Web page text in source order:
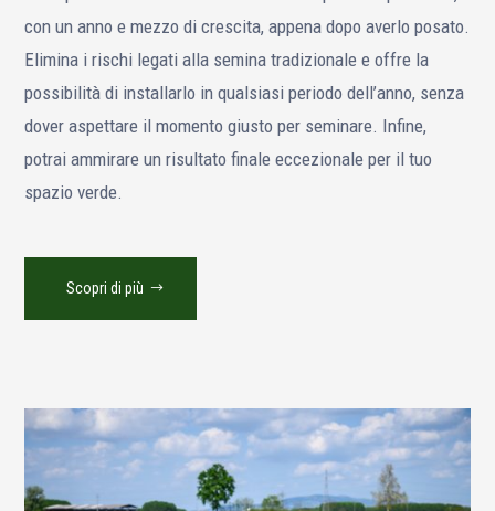
Cos’è il prato a zolle?
“maturo”. Questo significa che il prato è già cresciuto,
tagliato in sezioni con uno o due centimetri di terra
sottostante e arrotolato per una consegna facile e veloce.